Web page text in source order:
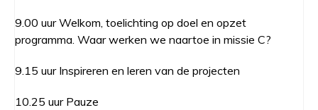
9.00 uur Welkom, toelichting op doel en opzet
programma. Waar werken we naartoe in missie C?
9.15 uur Inspireren en leren van de projecten
10.25 uur Pauze